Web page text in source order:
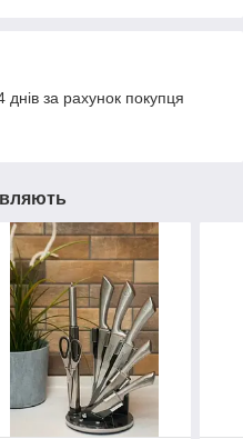
за рахунок покупця